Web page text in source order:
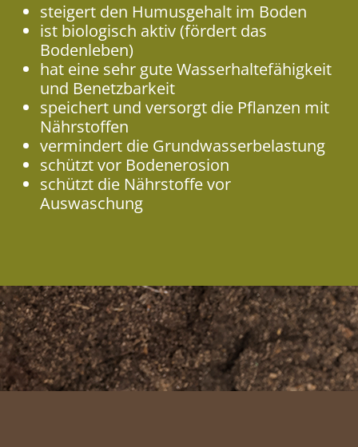
steigert den Humusgehalt im Boden
ist biologisch aktiv (fördert das
Bodenleben)
hat eine sehr gute Wasserhaltefähigkeit
und Benetzbarkeit
speichert und versorgt die Pflanzen mit
Nährstoffen
vermindert die Grundwasserbelastung
schützt vor Bodenerosion
schützt die Nährstoffe vor
Auswaschung